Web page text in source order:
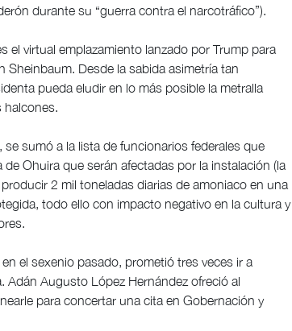
durante su “guerra contra el narcotráfico”).
el virtual emplazamiento lanzado por Trump para
Desde la sabida asimetría tan
pueda eludir en lo más posible la metralla
halcones.
sumó a la lista de funcionarios federales que
Ohuira que serán afectadas por la instalación (la
2 mil toneladas diarias de amoniaco en una
todo ello con impacto negativo en la cultura y
el sexenio pasado, prometió tres veces ir a
Adán Augusto López Hernández ofreció al
para concertar una cita en Gobernación y